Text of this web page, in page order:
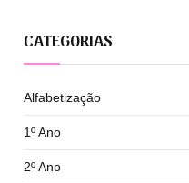
CATEGORIAS
Alfabetização
1º Ano
2º Ano